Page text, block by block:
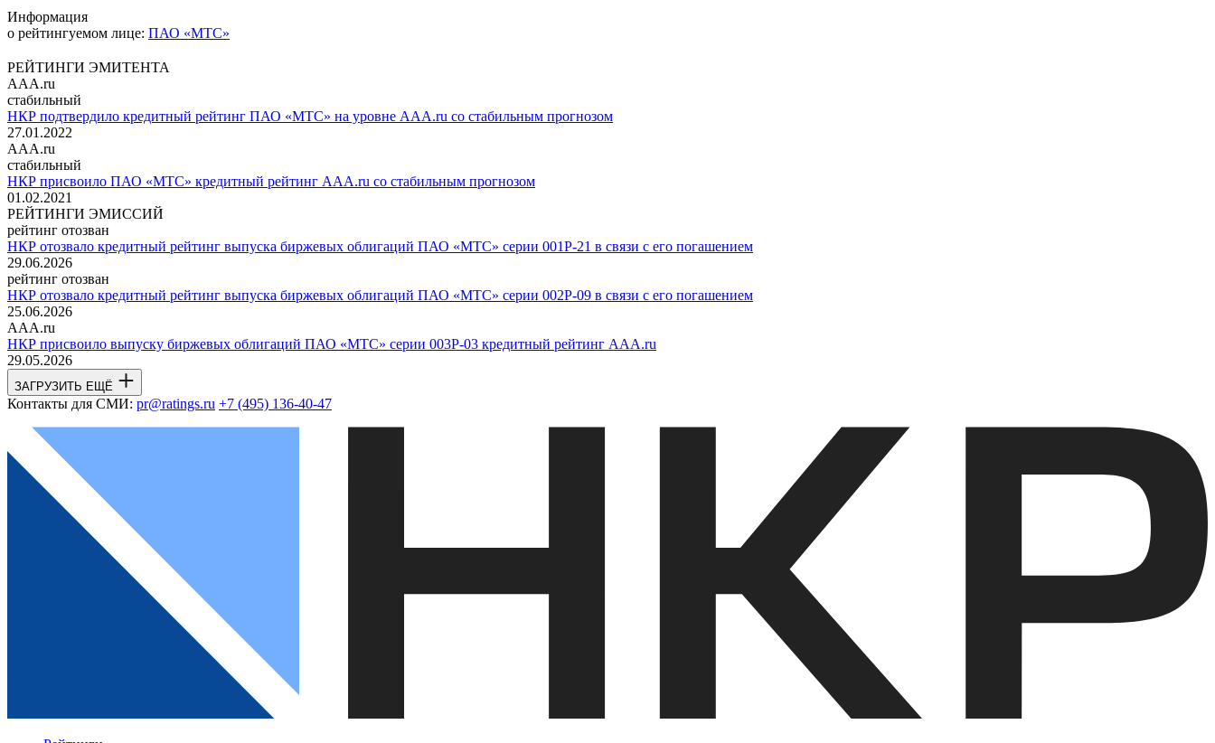
Информация
о рейтингуемом лице: ПАО «МТС»
РЕЙТИНГИ ЭМИТЕНТА
AAA.ru
стабильный
НКР подтвердило кредитный рейтинг ПАО «МТС» на уровне AAA.ru со стабильным прогнозом
27.01.2022
AAA.ru
стабильный
НКР присвоило ПАО «МТС» кредитный рейтинг AAA.ru со стабильным прогнозом
01.02.2021
РЕЙТИНГИ ЭМИССИЙ
рейтинг отозван
НКР отозвало кредитный рейтинг выпуска биржевых облигаций ПАО «МТС» серии 001Р-21 в связи с его погашением
29.06.2026
рейтинг отозван
НКР отозвало кредитный рейтинг выпуска биржевых облигаций ПАО «МТС» серии 002Р-09 в связи с его погашением
25.06.2026
AAA.ru
НКР присвоило выпуску биржевых облигаций ПАО «МТС» серии 003Р-03 кредитный рейтинг AAA.ru
29.05.2026
ЗАГРУЗИТЬ ЕЩЁ
Контакты для СМИ: pr@ratings.ru +7 (495) 136-40-47